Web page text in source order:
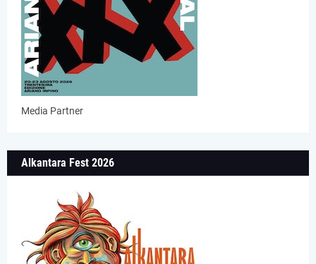
Media Partner
Alkantara Fest 2026